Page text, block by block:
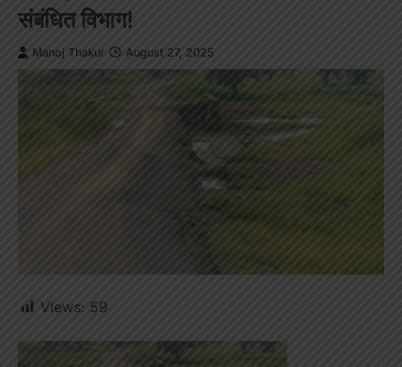
संबंधित विभाग!
Manoj Thakur August 27, 2025
Views: 59